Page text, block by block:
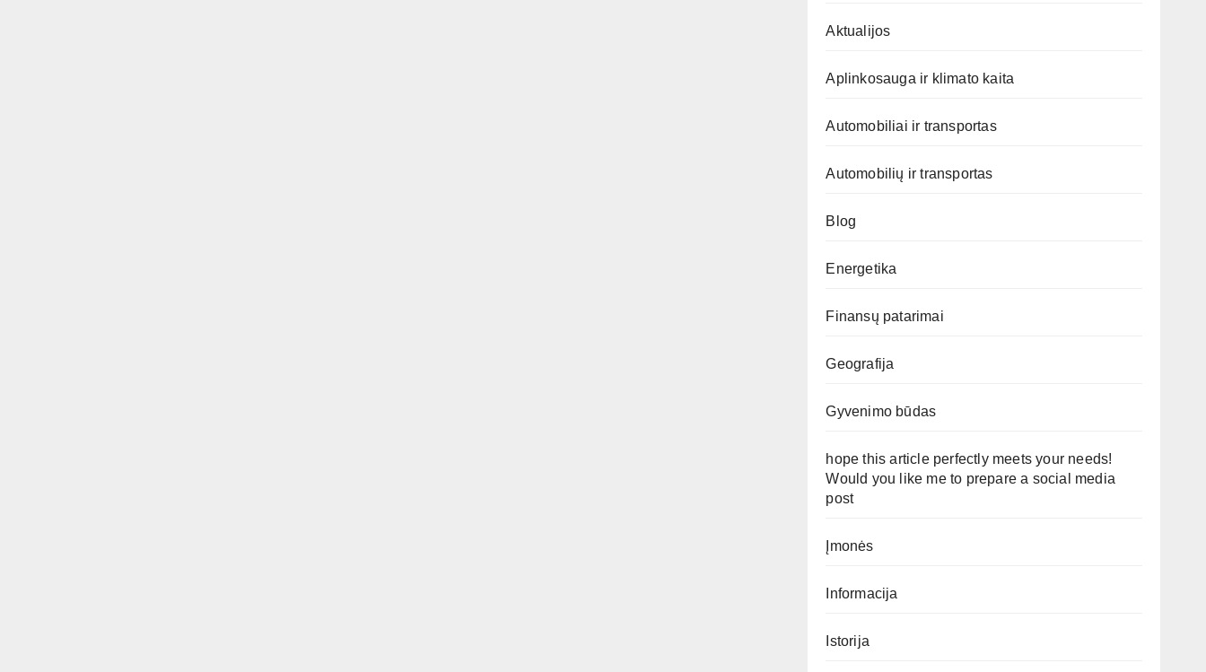
Aktualijos
Aplinkosauga ir klimato kaita
Automobiliai ir transportas
Automobilių ir transportas
Blog
Energetika
Finansų patarimai
Geografija
Gyvenimo būdas
hope this article perfectly meets your needs!
Would you like me to prepare a social media
post
Įmonės
Informacija
Istorija